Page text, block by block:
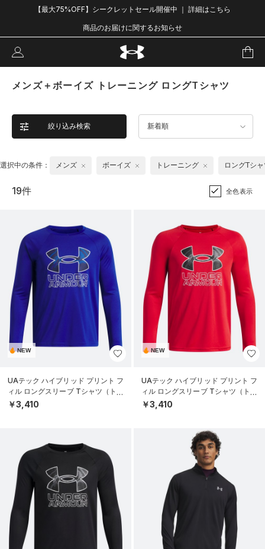
【最大75%OFF】シークレットセール開催中 ｜ 詳細はこちら
商品のお届けに関するお知らせ
メンズ＋ボーイズ トレーニング ロングTシャツ
絞り込み検索 新着順
選択中の条件： メンズ ボーイズ トレーニング ロングTシ
19件 全色表示
NEW
UAテック ハイブリッド プリント フ
ィル ロングスリーブ Tシャツ（トレ
ーニング/BOYS）
￥3,410
NEW
UAテック ハイブリッド プリント フ
ィル ロングスリーブ Tシャツ（トレ
ーニング/BOYS）
￥3,410